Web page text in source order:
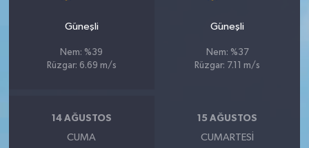
Güneşli
Nem: %39
Rüzgar: 6.69 m/s
Güneşli
Nem: %37
Rüzgar: 7.11 m/s
14 AĞUSTOS
CUMA
15 AĞUSTOS
CUMARTESI